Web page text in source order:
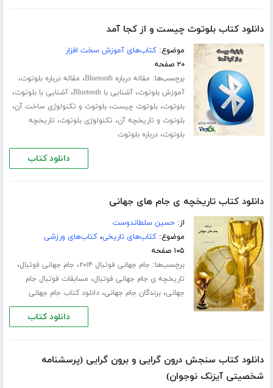
دانلود کتاب بلوتوث چیست و از کجا آمد
موضوع:کتاب‌های آموزش سخت افزار
۲۰ صفحه
برچسب‌ها: مقاله درباره Bluetooth ، مقاله درباره بلوتوث،
آموزش بلوتوث،آشنایی با Bluetooth ،آشنایی با بلوتوث،
بلوتوث،بلوتوث چیست،بلوتوث و تکنولوژی ساخت آن،
بلوتوث و تاریخچه آن، تکنولوژی بلوتوث، تاریخچه
بلوتوث،درباره بلوتوث
دانلود کتاب
دانلود کتاب تاریخچه ی جام های جهانی
از:حسین سلطاندوست
موضوع:کتاب‌های تاریخی،کتاب‌های ورزشی
۱۰۵ صفحه
برچسب‌ها: جام جهانی فوتبال ۲۰۱۴ ، جام جهانی فوتبال،
تاریخچه ی جام جهانی فوتبال، مسابقات فوتبال جام
جهانی،برندگان جام جهانی،دانلود کتاب جام جهانی
دانلود کتاب
دانلود کتاب سنجش درون گرایی و برون گرایی (پرسشنامه
شخصیتی آیزنک نوجوان)